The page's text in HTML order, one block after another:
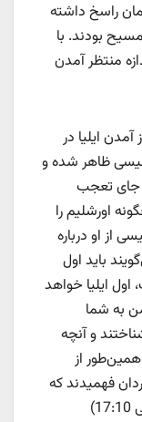
راسخ داشته
بودند. با
منتظر آمدن
ایلیا در
ظاهر شده و
جای تعجب
اورشلیم را
از او درباره
باید اول
ایلیا خواهد
به شما
و آنچه
همین‌طور از
فهمیدند كه